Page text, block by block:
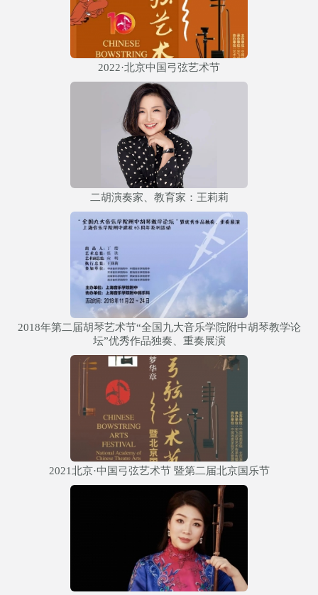
2022·北京中国弓弦艺术节
二胡演奏家、教育家：王莉莉
2018年第二届胡琴艺术节“全国九大音乐学院附中胡琴教学论
坛”优秀作品独奏、重奏展演
2021北京·中国弓弦艺术节 暨第二届北京国乐节